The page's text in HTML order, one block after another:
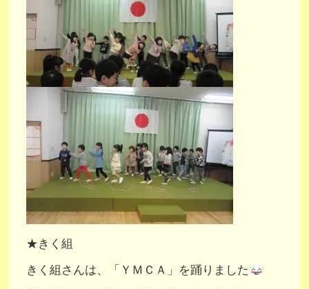
★きく組
きく組さんは、「ＹＭＣＡ」を踊りました